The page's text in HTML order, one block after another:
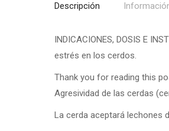
Descripción
INDICACIONES, DOSIS E
estrés en los cerdos.
Thank you for reading this
Agresividad de las cerdas
La cerda aceptará lechones